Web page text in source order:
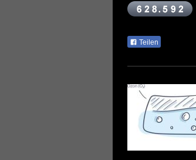
Teilen